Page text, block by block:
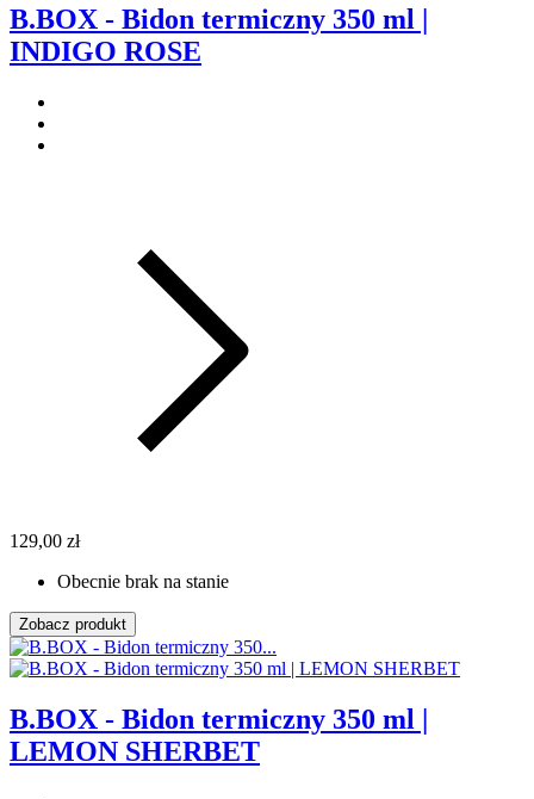
B.BOX - Bidon termiczny 350 ml |
INDIGO ROSE
129,00 zł
Obecnie brak na stanie
Zobacz produkt
B.BOX - Bidon termiczny 350 ml |
LEMON SHERBET